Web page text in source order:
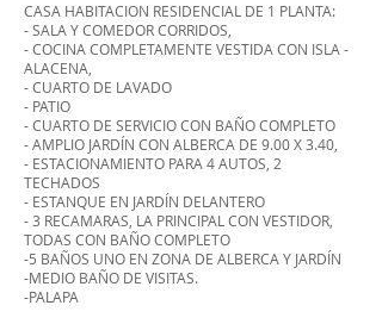
CASA HABITACION RESIDENCIAL DE 1 PLANTA:
- SALA Y COMEDOR CORRIDOS,
- COCINA COMPLETAMENTE VESTIDA CON ISLA -
ALACENA,
- CUARTO DE LAVADO
- PATIO
- CUARTO DE SERVICIO CON BAÑO COMPLETO
- AMPLIO JARDÍN CON ALBERCA DE 9.00 X 3.40,
- ESTACIONAMIENTO PARA 4 AUTOS, 2
TECHADOS
- ESTANQUE EN JARDÍN DELANTERO
- 3 RECAMARAS, LA PRINCIPAL CON VESTIDOR,
TODAS CON BAÑO COMPLETO
-5 BAÑOS UNO EN ZONA DE ALBERCA Y JARDÍN
-MEDIO BAÑO DE VISITAS.
-PALAPA